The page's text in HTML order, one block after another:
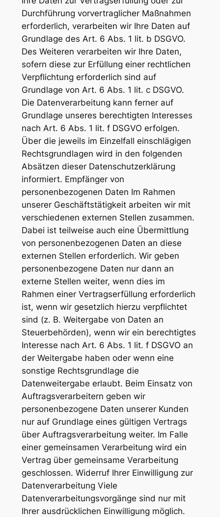
Durchführung vorvertraglicher Maßnahmen
erforderlich, verarbeiten wir Ihre Daten auf
Grundlage des Art. 6 Abs. 1 lit. b DSGVO.
Des Weiteren verarbeiten wir Ihre Daten,
sofern diese zur Erfüllung einer rechtlichen
Verpflichtung erforderlich sind auf
Grundlage von Art. 6 Abs. 1 lit. c DSGVO.
Die Datenverarbeitung kann ferner auf
Grundlage unseres berechtigten Interesses
nach Art. 6 Abs. 1 lit. f DSGVO erfolgen.
Über die jeweils im Einzelfall einschlägigen
Rechtsgrundlagen wird in den folgenden
Absätzen dieser Datenschutzerklärung
informiert. Empfänger von
personenbezogenen Daten Im Rahmen
unserer Geschäftstätigkeit arbeiten wir mit
verschiedenen externen Stellen zusammen.
Dabei ist teilweise auch eine Übermittlung
von personenbezogenen Daten an diese
externen Stellen erforderlich. Wir geben
personenbezogene Daten nur dann an
externe Stellen weiter, wenn dies im
Rahmen einer Vertragserfüllung erforderlich
ist, wenn wir gesetzlich hierzu verpflichtet
sind (z. B. Weitergabe von Daten an
Steuerbehörden), wenn wir ein berechtigtes
Interesse nach Art. 6 Abs. 1 lit. f DSGVO an
der Weitergabe haben oder wenn eine
sonstige Rechtsgrundlage die
Datenweitergabe erlaubt. Beim Einsatz von
Auftragsverarbeitern geben wir
personenbezogene Daten unserer Kunden
nur auf Grundlage eines gültigen Vertrags
über Auftragsverarbeitung weiter. Im Falle
einer gemeinsamen Verarbeitung wird ein
Vertrag über gemeinsame Verarbeitung
geschlossen. Widerruf Ihrer Einwilligung zur
Datenverarbeitung Viele
Datenverarbeitungsvorgänge sind nur mit
Ihrer ausdrücklichen Einwilligung möglich.